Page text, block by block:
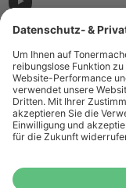
¹ Nur gültig für den
von mindestens 35€ (inkl.
Versand für Sie kostenfrei.